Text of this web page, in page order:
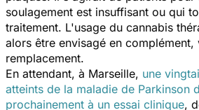
soulagement est insuffisant ou qui
traitement. L'usage du cannabis
alors être envisagé en complément,
remplacement.
En attendant, à Marseille, une
atteints de la maladie de Parkinson
prochainement à un essai clinique,